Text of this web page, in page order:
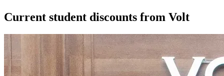
Current student discounts from Volt